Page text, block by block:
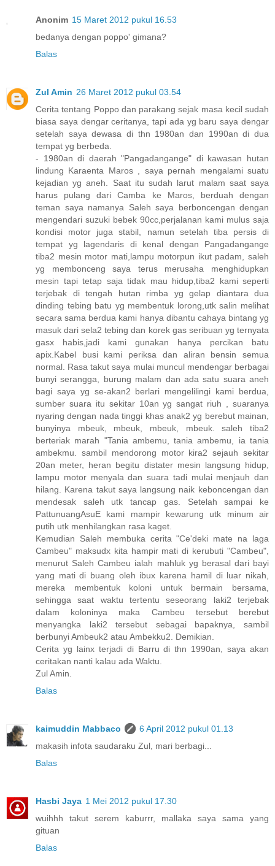
Anonim 15 Maret 2012 pukul 16.53
bedanya dengan poppo' gimana?
Balas
Zul Amin 26 Maret 2012 pukul 03.54
Cerita tentang Poppo dan parakang sejak masa kecil sudah
biasa saya dengar ceritanya, tapi ada yg baru saya dengar
setelah saya dewasa di thn 1980an dan 1990an di dua
tempat yg berbeda.
- 1980an di daerah "Pangadangange" di kawasan hutan
lindung Karaenta Maros , saya pernah mengalami suatu
kejadian yg aneh. Saat itu sudah larut malam saat saya
harus pulang dari Camba ke Maros, berduah dengan
teman saya namanya Saleh saya berboncengan dengan
mengendari suzuki bebek 90cc,perjalanan kami mulus saja
kondisi motor juga stabil, namun setelah tiba persis di
tempat yg lagendaris di kenal dengan Pangadangange
tiba2 mesin motor mati,lampu motorpun ikut padam, saleh
yg membonceng saya terus merusaha menghidupkan
mesin tapi tetap saja tidak mau hidup,tiba2 kami seperti
terjebak di tengah hutan rimba yg gelap diantara dua
dinding tebing batu yg membentuk lorong,utk salin melihat
secara sama berdua kami hanya dibantu cahaya bintang yg
masuk dari sela2 tebing dan korek gas seribuan yg ternyata
gasx habis,jadi kami gunakan hanya percikan batu
apix.Kabel busi kami periksa dan aliran bensin semua
normal. Rasa takut saya mulai muncul mendengar berbagai
bunyi serangga, burung malam dan ada satu suara aneh
bagi saya yg se-akan2 berlari mengelilingi kami berdua,
sumber suara itu sekitar 10an yg sangat riuh , suaranya
nyaring dengan nada tinggi khas anak2 yg berebut mainan,
bunyinya mbeuk, mbeuk, mbeuk, mbeuk. saleh tiba2
berteriak marah "Tania ambemu, tania ambemu, ia tania
ambekmu. sambil mendorong motor kira2 sejauh sekitar
20an meter, heran begitu distater mesin langsung hidup,
lampu motor menyala dan suara tadi mulai menjauh dan
hilang. Karena takut saya langsung naik keboncengan dan
mendesak saleh utk tancap gas. Setelah sampai ke
PattunuangAsuE kami mampir kewarung utk minum air
putih utk menhilangkan rasa kaget.
Kemudian Saleh membuka cerita "Ce'deki mate na laga
Cambeu" maksudx kita hampir mati di kerubuti "Cambeu",
menurut Saleh Cambeu ialah mahluk yg berasal dari bayi
yang mati di buang oleh ibux karena hamil di luar nikah,
mereka membentuk koloni untuk bermain bersama,
sehingga saat waktu tertentu seseorang laki2 terjebak
dalam koloninya maka Cambeu tersebut berebut
menyangka laki2 tersebut sebagai bapaknya, sambil
berbunyi Ambeuk2 atau Ambekku2. Demikian.
Cerita yg lainx terjadi di Barru di thn 1990an, saya akan
ceritakan nanti kalau ada Waktu.
Zul Amin.
Balas
kaimuddin Mabbaco
6 April 2012 pukul 01.13
makasih infota saudaraku Zul, mari berbagi...
Balas
Hasbi Jaya 1 Mei 2012 pukul 17.30
wuihhh takut serem kaburrr, mallaka saya sama yang
gituan
Balas